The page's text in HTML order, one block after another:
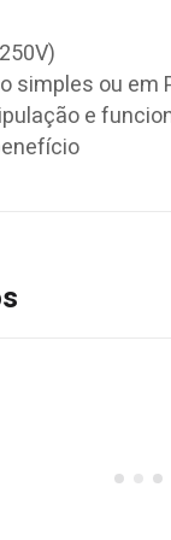
simples ou em
e